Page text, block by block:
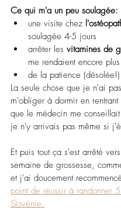
Ce qui m'a un peu soulagée:
une visite chez
soulagée 4-5 jours
arrêter les vitamines de
me rendaient encore
de la patience (désolée!)
La seule chose que je n'ai
m'obliger à dormir en
que le médecin me
je n'y arrivais pas même si
Et puis tout ça s'est arrêté
semaine de grossesse,
et j'ai doucement
point de réussir à randonner
Slovénie.